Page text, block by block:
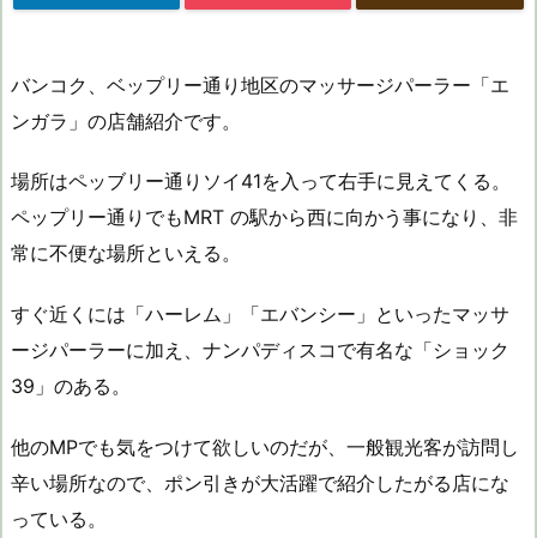
バンコク、ベップリー通り地区のマッサージパーラー「エ
ンガラ」の店舗紹介です。
場所はペッブリー通りソイ41を入って右手に見えてくる。
ペップリー通りでもMRT の駅から西に向かう事になり、非
常に不便な場所といえる。
すぐ近くには「ハーレム」「エバンシー」といったマッサ
ージパーラーに加え、ナンパディスコで有名な「ショック
39」のある。
他のMPでも気をつけて欲しいのだが、一般観光客が訪問し
辛い場所なので、ポン引きが大活躍で紹介したがる店にな
っている。